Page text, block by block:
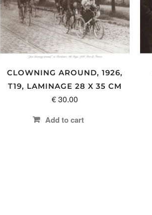
CLOWNING AROUND, 1926,
T19, LAMINAGE 28 X 35 CM
€30.00
Add to cart